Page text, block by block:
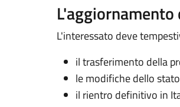
L'aggiornamento
L'interessato deve
il trasferimento della
le modifiche dello
il rientro definitivo in